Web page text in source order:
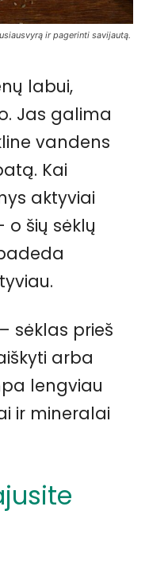
ir pagerinti savijautą.
labui,
Jas galima
vandens
Kai
aktyviai
šių sėklų
sėklas prieš
arba
lengviau
ir mineralai